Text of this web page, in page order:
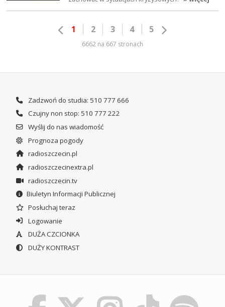
1 2 3 4 5
6662 na 667 stronach
Zadzwoń do studia: 510 777 666
Czujny non stop: 510 777 222
Wyślij do nas wiadomość
Prognoza pogody
radioszczecin.pl
radioszczecinextra.pl
radioszczecin.tv
Biuletyn Informacji Publicznej
Posłuchaj teraz
Logowanie
DUŻA CZCIONKA
DUŻY KONTRAST